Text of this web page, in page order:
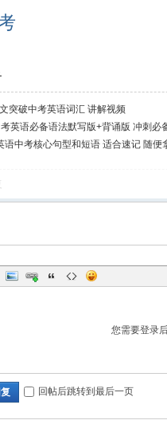
突破中考英语词汇 讲解视频
英语必备语法默写版+背诵版 冲刺必
语中考核心句型和短语 适合速记 随便
您需要登录
回帖后跳转到最后一页